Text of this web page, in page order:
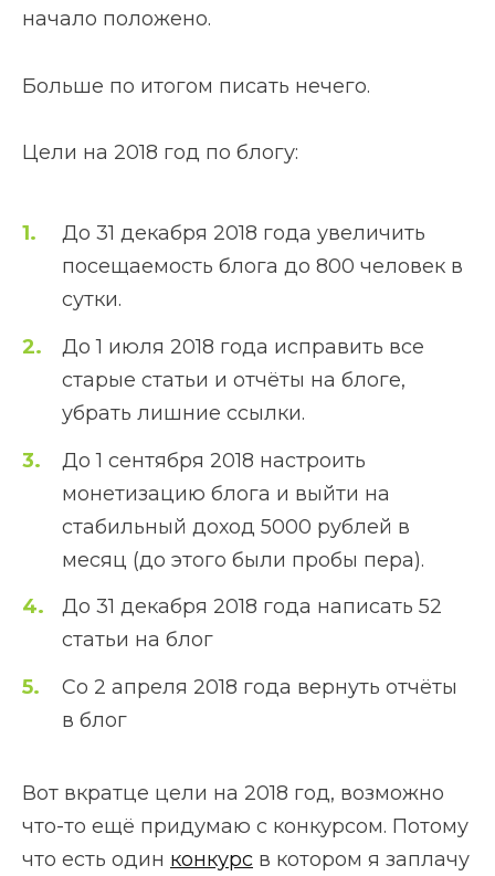
начало положено.
Больше по итогом писать нечего.
Цели на 2018 год по блогу:
До 31 декабря 2018 года увеличить
посещаемость блога до 800 человек в
сутки.
До 1 июля 2018 года исправить все
старые статьи и отчёты на блоге,
убрать лишние ссылки.
До 1 сентября 2018 настроить
монетизацию блога и выйти на
стабильный доход 5000 рублей в
месяц (до этого были пробы пера).
До 31 декабря 2018 года написать 52
статьи на блог
Со 2 апреля 2018 года вернуть отчёты
в блог
Вот вкратце цели на 2018 год, возможно
что-то ещё придумаю с конкурсом. Потому
что есть один конкурс в котором я заплачу